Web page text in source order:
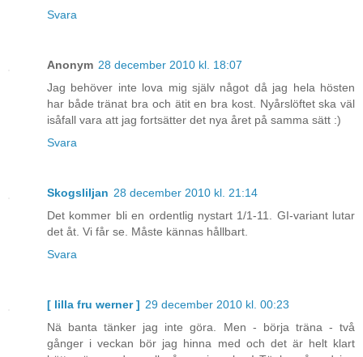
Svara
Anonym 28 december 2010 kl. 18:07
Jag behöver inte lova mig själv något då jag hela hösten
har både tränat bra och ätit en bra kost. Nyårslöftet ska väl
isåfall vara att jag fortsätter det nya året på samma sätt :)
Svara
Skogsliljan 28 december 2010 kl. 21:14
Det kommer bli en ordentlig nystart 1/1-11. GI-variant lutar
det åt. Vi får se. Måste kännas hållbart.
Svara
[ lilla fru werner ] 29 december 2010 kl. 00:23
Nä banta tänker jag inte göra. Men - börja träna - två
gånger i veckan bör jag hinna med och det är helt klart